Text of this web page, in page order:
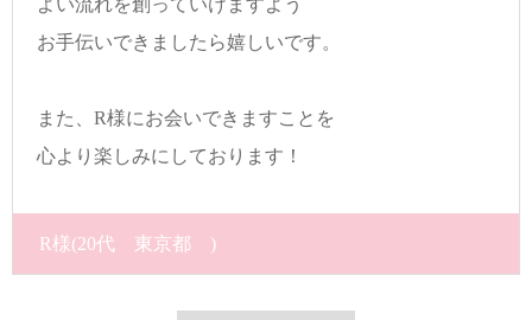
よい流れを創っていけますよう
お手伝いできましたら嬉しいです。
また、R様にお会いできますことを
心より楽しみにしております！
R様(20代 東京都 )